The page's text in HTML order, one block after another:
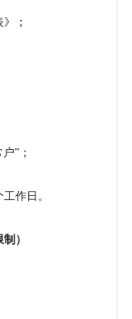
；
”；
工作日。
）